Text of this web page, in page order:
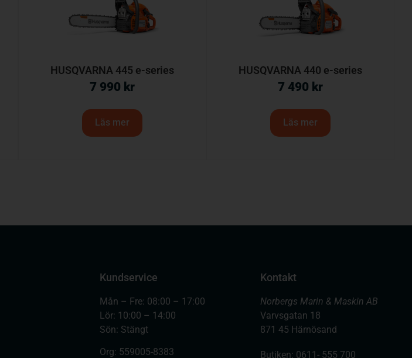
HUSQVARNA 445 e-series
7 990 kr
Läs mer
HUSQVARNA 440 e-series
7 490 kr
Läs mer
Kundservice
Mån – Fre: 08:00 – 17:00
Lör: 10:00 – 14:00
Sön: Stängt
Org: 559005-8383
Kontakt
Norbergs Marin & Maskin AB
Varvsgatan 18
871 45 Härnösand
Butiken: 0611- 555 700